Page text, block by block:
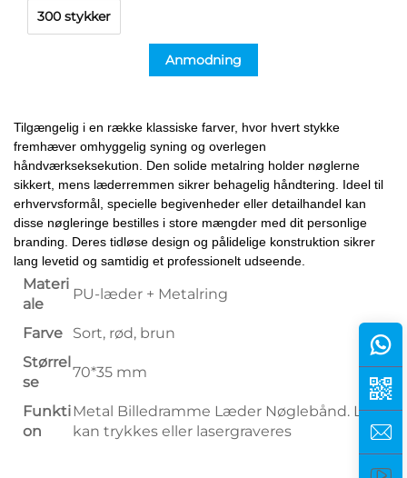
300 stykker
Anmodning
Tilgængelig i en række klassiske farver, hvor hvert stykke
fremhæver omhyggelig syning og overlegen
håndværkseksekution. Den solide metalring holder nøglerne
sikkert, mens læderremmen sikrer behagelig håndtering. Ideel til
erhvervsformål, specielle begivenheder eller detailhandel kan
disse nøgleringe bestilles i store mængder med dit personlige
branding. Deres tidløse design og pålidelige konstruktion sikrer
lang levetid og samtidig et professionelt udseende.
Materi
ale
PU-læder + Metalring
Farve
Sort, rød, brun
Størrel
se
70*35 mm
Funkti
on
Metal Billedramme Læder Nøglebånd. Logo
kan trykkes eller lasergraveres